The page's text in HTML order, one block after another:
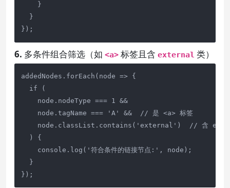
    }
  }
});
6. 多条件组合筛选（如 <a> 标签且含 external 类）
addedNodes.forEach(node => {
  if (
    node.nodeType === 1 &&
    node.tagName === 'A' &&  // 是 <a> 标签
node.classList.contains('external')  // 含
  ) {
    console.log('符合条件的链接节点:', node);
  }
});